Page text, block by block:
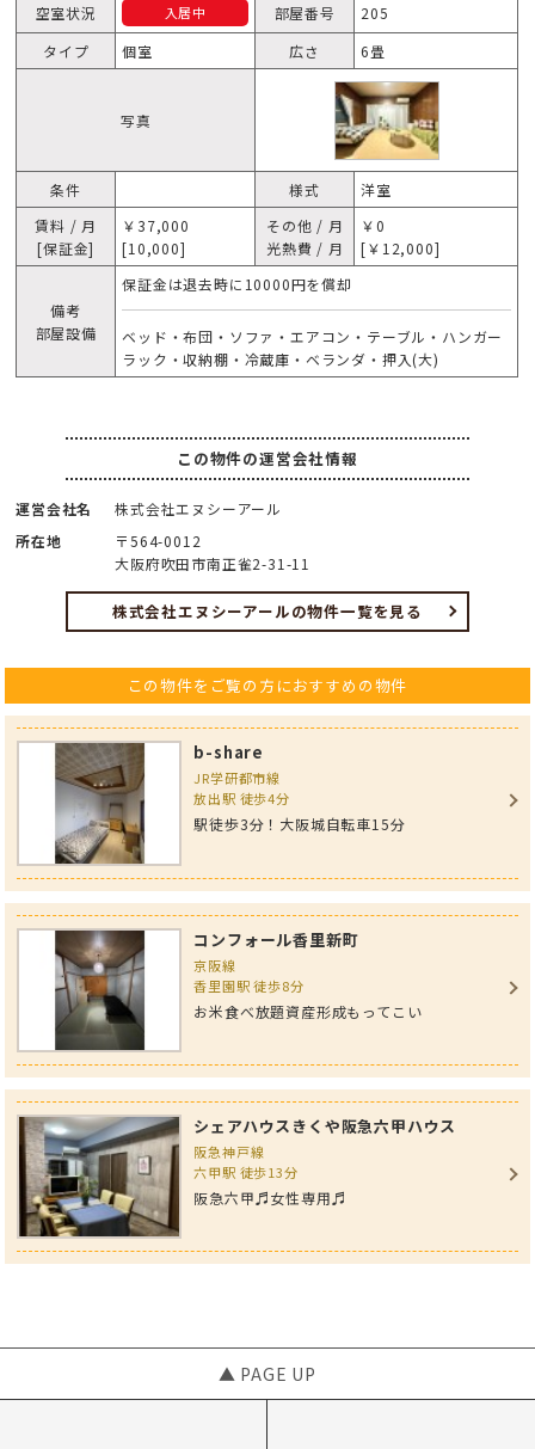
空室状況 入居中 部屋番号
205
タイプ
個室 広さ 6畳
写真
条件 様式
洋室
賃料 / 月
[保証金]
￥37,000
[10,000]
その他 / 月
光熱費 / 月
￥0
[￥12,000]
備考
部屋設備
保証金は退去時に10000円を償却
ベッド・布団・ソファ・エアコン・テーブル・ハンガー
ラック・収納棚・冷蔵庫・ベランダ・押入(大)
この物件の運営会社情報
運営会社名
株式会社エヌシーアール
所在地
〒564-0012
大阪府吹田市南正雀2-31-11
株式会社エヌシーアールの物件一覧を見る
この物件をご覧の方におすすめの物件
b-share
JR学研都市線
放出駅 徒歩4分
駅徒歩3分！大阪城自転車15分
コンフォール香里新町
京阪線
香里園駅 徒歩8分
お米食べ放題資産形成もってこい
シェアハウスきくや阪急六甲ハウス
阪急神戸線
六甲駅 徒歩13分
阪急六甲♬女性専用♬
▲ PAGE UP